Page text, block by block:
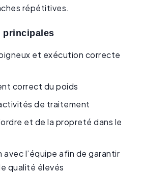
répétitives.
principales
et exécution correcte
correct du poids
de traitement
et de la propreté dans le
l’équipe afin de garantir
qualité élevés